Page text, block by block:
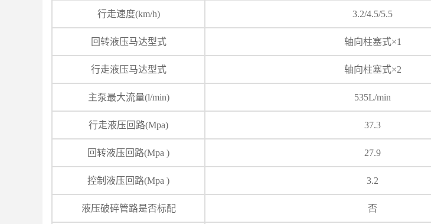
行走速度(km/h) 3.2/4.5/5.5
回转液压马达型式 轴向柱塞式×1
行走液压马达型式 轴向柱塞式×2
主泵最大流量(l/min) 535L/min
行走液压回路(Mpa) 37.3
回转液压回路(Mpa ) 27.9
控制液压回路(Mpa ) 3.2
液压破碎管路是否标配 否